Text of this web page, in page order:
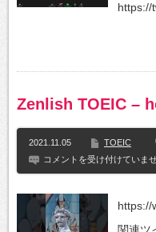
https://
Zenlish TOEIC –
2021.11.05 TOEIC
Zenlish
homework
は
コメントを受け付けていま
https://